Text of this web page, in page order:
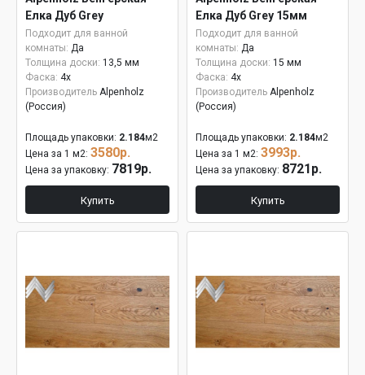
Елка Дуб Grey
Подходит для ванной
комнаты: Да
Толщина доски: 13,5 мм
Фаска: 4x
Производитель Alpenholz
(Россия)
Площадь упаковки: 2.184м2
Цена за 1 м2: 3580р.
Цена за упаковку: 7819р.
Купить
Елка Дуб Grey 15мм
Подходит для ванной
комнаты: Да
Толщина доски: 15 мм
Фаска: 4x
Производитель Alpenholz
(Россия)
Площадь упаковки: 2.184м2
Цена за 1 м2: 3993р.
Цена за упаковку: 8721р.
Купить